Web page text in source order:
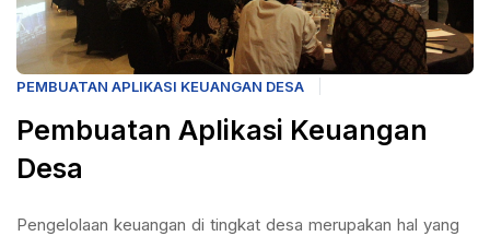
PEMBUATAN APLIKASI KEUANGAN DESA
Pembuatan Aplikasi Keuangan
Desa
Pengelolaan keuangan di tingkat desa merupakan hal yang